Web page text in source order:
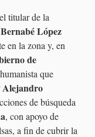
titular de la
López
en la zona y, en
de
que
Alejandro
de búsqueda
, con apoyo de
a fin de cubrir la